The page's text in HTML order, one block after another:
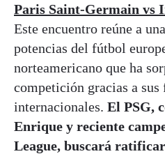
Paris Saint-Germain vs
Este encuentro reúne a
potencias del fútbol
norteamericano que ha
competición gracias a sus
internacionales. El PSG,
Enrique y reciente
League, buscará